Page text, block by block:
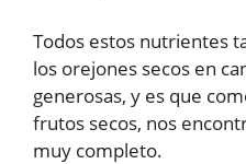
Todos estos nutrientes
los orejones secos en
generosas, y es que
frutos secos, nos
muy completo.